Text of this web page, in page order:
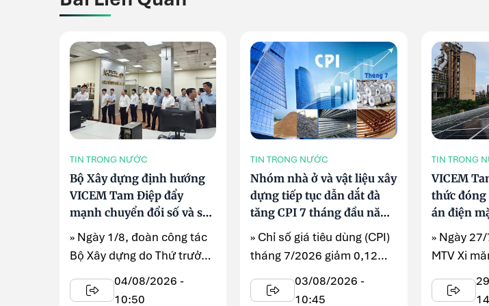
TIN TRONG NƯỚC
Bộ Xây dựng định hướng
VICEM Tam Điệp đẩy
mạnh chuyển đổi số và sản
xuất xanh
» Ngày 1/8, đoàn công tác
Bộ Xây dựng do Thứ trưởng
Nguyễn Văn Sinh dẫn đầu
04/08/2026 -
10:50
TIN TRONG NƯỚC
Nhóm nhà ở và vật liệu xây
dựng tiếp tục dẫn dắt đà
tăng CPI 7 tháng đầu năm
2026
» Chỉ số giá tiêu dùng (CPI)
tháng 7/2026 giảm 0,12%
so với tháng trước nhờ ...
03/08/2026 -
10:45
TIN TRONG
VICEM
thức đóng
án điện
công suất
» Ngày
MTV Xi
Điệp tổ
hòa ...